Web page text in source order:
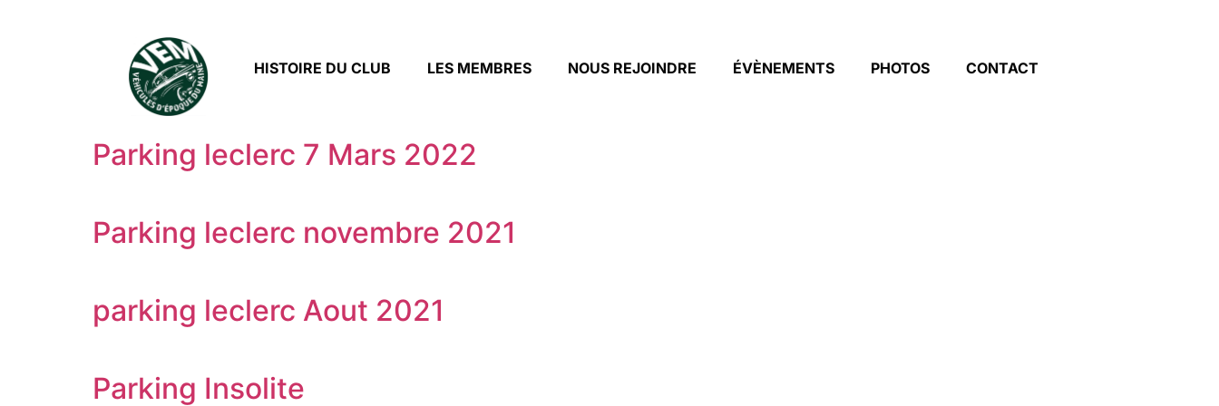
HISTOIRE DU CLUB LES MEMBRES NOUS REJOINDRE ÉVÈNEMENTS PHOTOS CONTACT
Parking leclerc 7 Mars 2022
Parking leclerc novembre 2021
parking leclerc Aout 2021
Parking Insolite